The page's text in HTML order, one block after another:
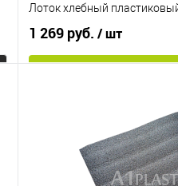
Лоток хлебный
1 269 руб. / шт
В избранное